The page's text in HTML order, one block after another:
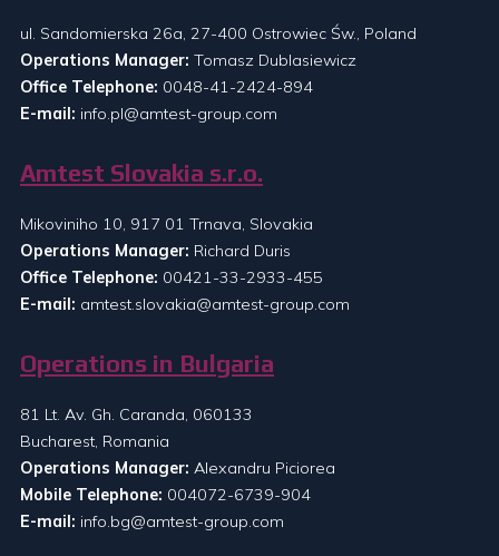
ul. Sandomierska 26a, 27-400 Ostrowiec Św., Poland
Operations Manager: Tomasz Dublasiewicz
Office Telephone: 0048-41-2424-894
E-mail: info.pl@amtest-group.com
Amtest Slovakia s.r.o.
Mikoviniho 10, 917 01 Trnava, Slovakia
Operations Manager: Richard Duris
Office Telephone: 00421-33-2933-455
E-mail: amtest.slovakia@amtest-group.com
Operations in Bulgaria
81 Lt. Av. Gh. Caranda, 060133
Bucharest, Romania
Operations Manager: Alexandru Piciorea
Mobile Telephone: 004072-6739-904
E-mail: info.bg@amtest-group.com